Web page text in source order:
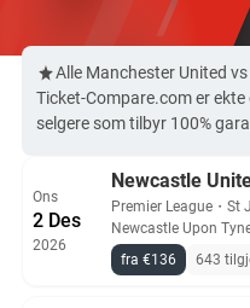
Alle Manchester United
Ticket-Compare.com er
selgere som tilbyr 100%
Ons
2 Des
2026
Newcastle
Premier League ・ St
Newcastle Upon
fra €136
643